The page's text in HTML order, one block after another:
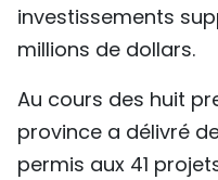
investissements
millions de dollars.
Au cours des huit
province a délivré
permis aux 41